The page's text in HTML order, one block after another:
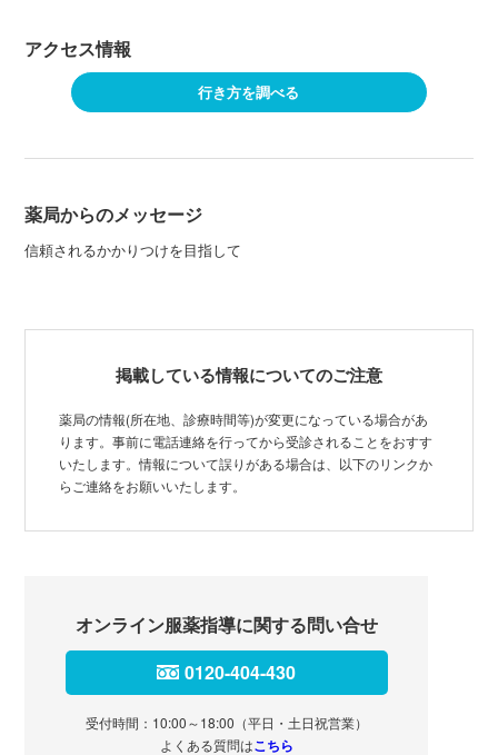
アクセス情報
行き方を調べる
薬局からのメッセージ
信頼されるかかりつけを目指して
掲載している情報についてのご注意
薬局の情報(所在地、診療時間等)が変更になっている場合があ
ります。事前に電話連絡を行ってから受診されることをおすす
いたします。情報について誤りがある場合は、以下のリンクか
らご連絡をお願いいたします。
オンライン服薬指導に関する問い合せ
0120-404-430
受付時間：10:00～18:00（平日・土日祝営業）
よくある質問はこちら